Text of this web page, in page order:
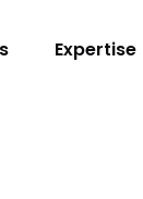
Expertise